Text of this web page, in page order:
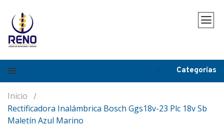
Categorías
Inicio
Rectificadora Inalámbrica Bosch Ggs18v-23 Plc 18v Sb
Maletín Azul Marino